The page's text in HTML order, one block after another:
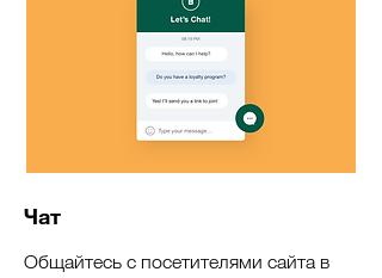
Чат
Общайтесь с посетителями сайта в